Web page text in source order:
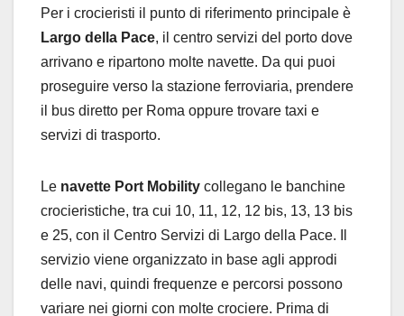
Per i crocieristi il punto di riferimento principale è
Largo della Pace, il centro servizi del porto dove
arrivano e ripartono molte navette. Da qui puoi
proseguire verso la stazione ferroviaria, prendere
il bus diretto per Roma oppure trovare taxi e
servizi di trasporto.
Le navette Port Mobility collegano le banchine
crocieristiche, tra cui 10, 11, 12, 12 bis, 13, 13 bis
e 25, con il Centro Servizi di Largo della Pace. Il
servizio viene organizzato in base agli approdi
delle navi, quindi frequenze e percorsi possono
variare nei giorni con molte crociere. Prima di